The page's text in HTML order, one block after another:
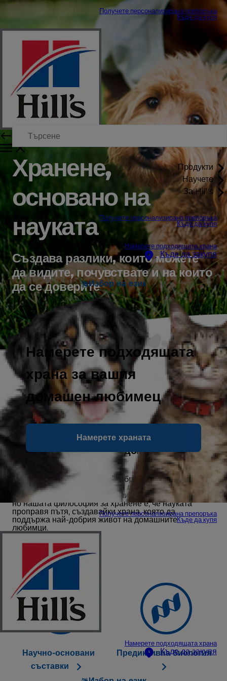
Получете персонализирана препоръка
Къде да купя
Продукти
Научете
За Hill's
Получете персонализирана препоръка
Къде да купя
Намерете подходящата храна
Къде да закупя
Избор на език
Намерете подходящата
храна за вашия
домашен любимец
Намерете храната
Получете персонализирана препоръка
Къде да купя
Намерете подходящата храна
Къде да закупя
Хранене,
основано на
науката
Създава разлики, които можете
да видите, почувствате и на които
да се доверите
Ние проправяме пътя в няколко научни
области, за да създадем качественото
хранене, което вашият домашен
любимец заслужава.
Вярваме, че науката е най-добрият начин да
осигурите на вашия домашен любимец възможно
най-добрата грижа. Тенденциите идват и си отиват,
но нашата философия за хранене е, че науката
проправя пътя, създавайки храна, която да
поддържа най-добрия живот на домашните
любимци.
Научно-основани
съставки
Предиктивна биология